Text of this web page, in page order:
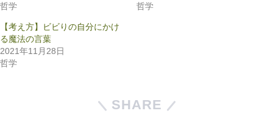
哲学
哲学
【考え方】ビビりの自分にかけ
る魔法の言葉
2021年11月28日
哲学
SHARE